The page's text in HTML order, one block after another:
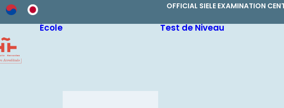
OFFICIAL SIELE EXAMINATION
École Test de Niveau